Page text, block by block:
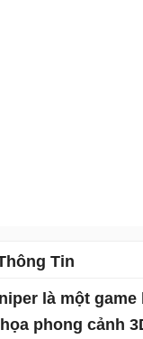
Tin
là một game
phong cảnh